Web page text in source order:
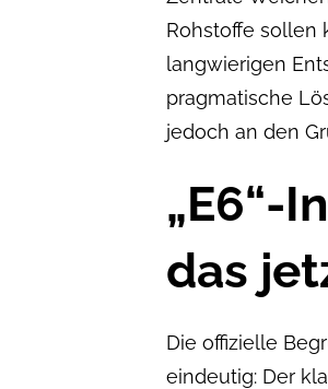
Rohstoffe sollen
langwierigen
pragmatische
jedoch an den
„E6“-
das
Die offizielle
eindeutig: Der